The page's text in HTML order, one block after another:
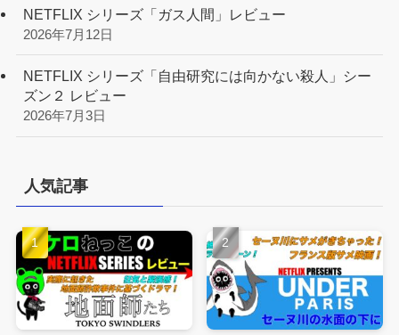
NETFLIX シリーズ「ガス人間」レビュー
2026年7月12日
NETFLIX シリーズ「自由研究には向かない殺人」シー
ズン２ レビュー
2026年7月3日
人気記事